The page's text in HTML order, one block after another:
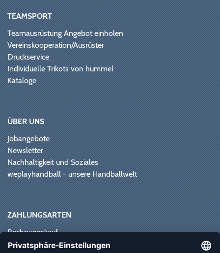
TEAMSPORT
Teamausrüstung Angebot einholen
Vereinskooperation/Ausrüster
Druckservice
Individuelle Trikots von hummel
Kataloge
ÜBER UNS
Jobangebote
Newsletter
Nachhaltigkeit und Soziales
weplayhandball - unsere Handballwelt
ZAHLUNGSARTEN
Rechnungskauf
Paypal